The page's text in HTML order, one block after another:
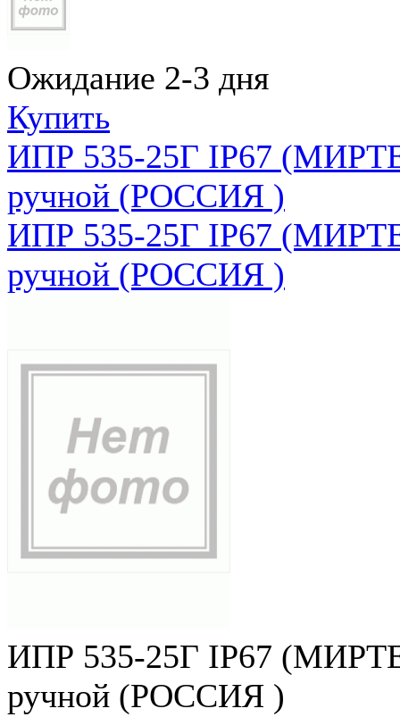
Ожидание 2-3 дня
Купить
ИПР 535-25Г IP67
ручной (РОССИЯ )
ИПР 535-25Г IP67
ручной (РОССИЯ )
ИПР 535-25Г IP67
ручной (РОССИЯ )